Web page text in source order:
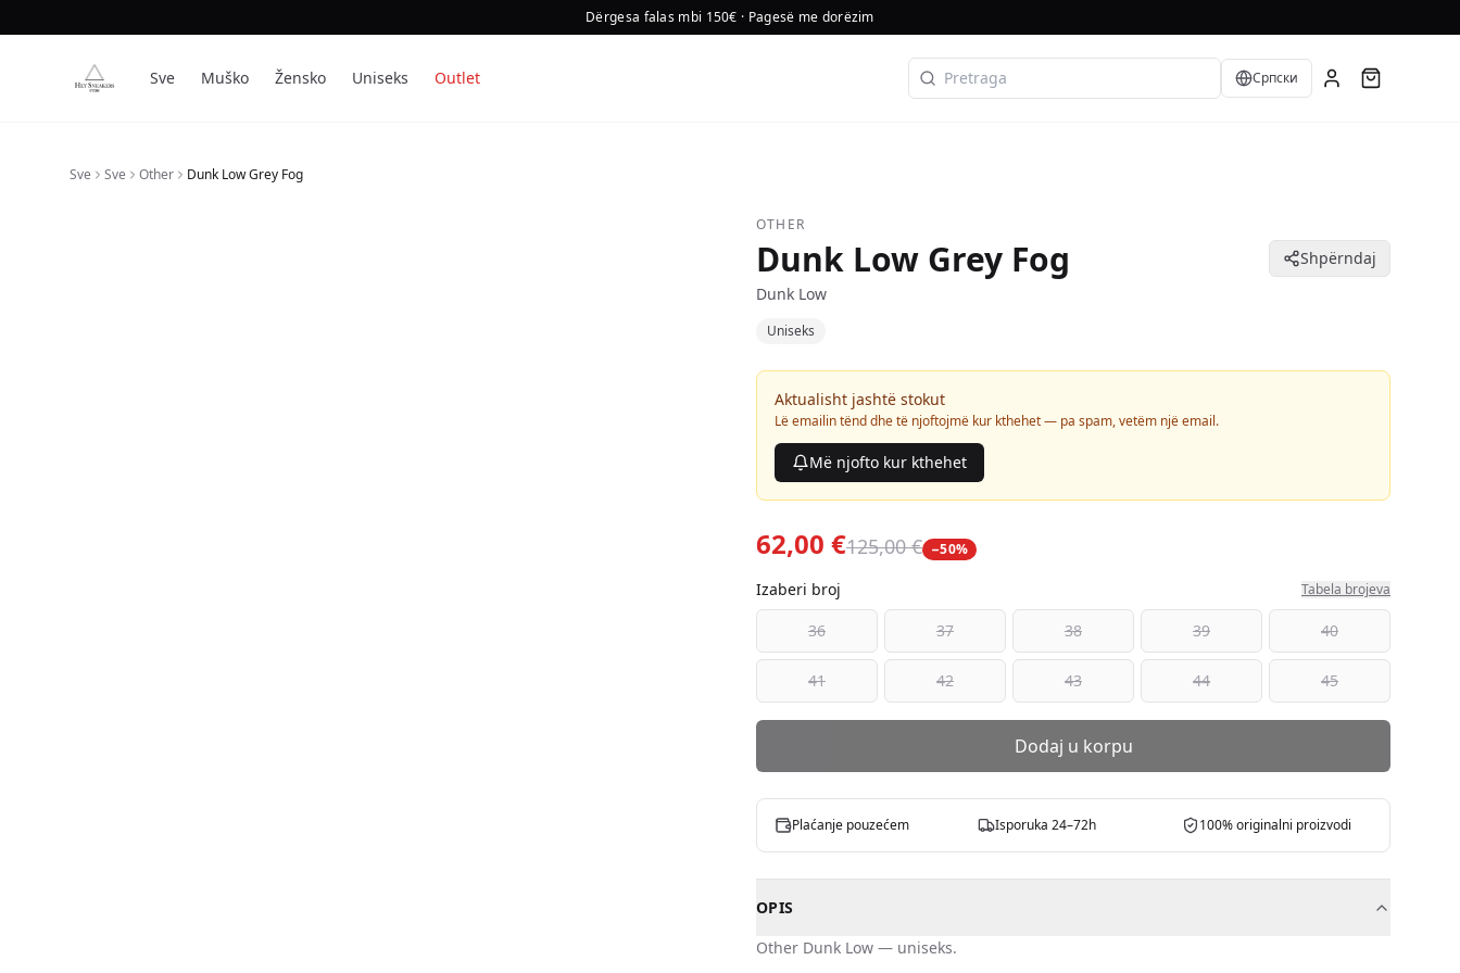
Dërgesa falas mbi 150€ · Pagesë me dorëzim
Sve Muško Žensko Uniseks Outlet Language
Српски
Sve Sve Other Dunk Low Grey Fog
OTHER
Dunk Low Grey Fog
Shpërndaj
Dunk Low
Uniseks
Aktualisht jashtë stokut
Lë emailin tënd dhe të njoftojmë kur kthehet — pa spam, vetëm një email.
Më njofto kur kthehet
62,00 €125,00 € −50%
Izaberi broj Tabela brojeva
36 37 38 39 40
41 42 43 44 45
Dodaj u korpu
Plaćanje pouzećem Isporuka 24–72h 100% originalni proizvodi
OPIS
Other Dunk Low — uniseks.